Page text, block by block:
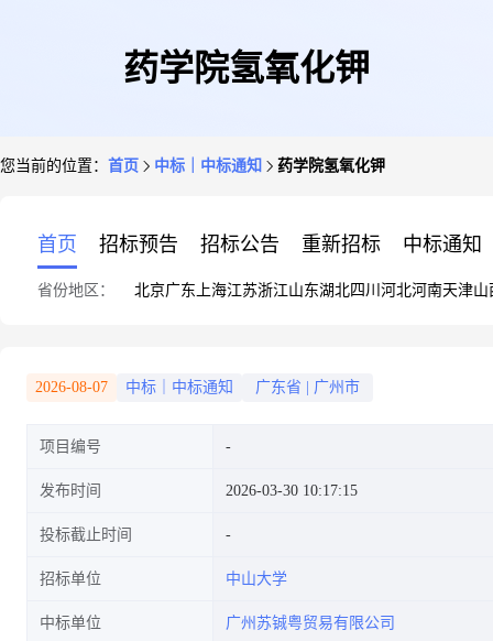
药学院氢氧化钾
您当前的位置： 首页 中标｜中标通知 药学院氢氧化钾
首页 招标预告 招标公告 重新招标 中标通知
省份地区： 北京广东 上海江苏浙江山东湖北四川 河北河南天津山
2026-08-07 中标｜中标通知 广东省 广州市
项目编号
发布时间 2026-03-30 10:17:15
投标截止时间
招标单位 中山大学
中标单位 广州苏铖粤贸易有限公司